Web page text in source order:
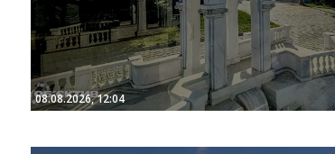
08.08.2026, 12:04